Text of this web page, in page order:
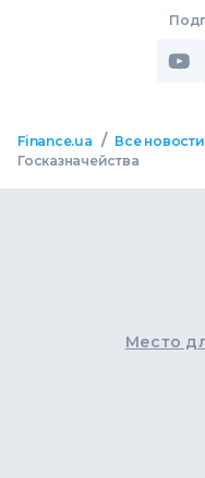
Finance.ua / Все новости
Госказначейства
Место